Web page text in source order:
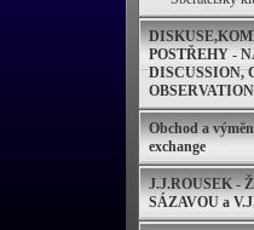
POSTŘEHY -
DISCUSSION,
Obchod a
exchange
J.J.ROUSEK -
SÁZAVOU a